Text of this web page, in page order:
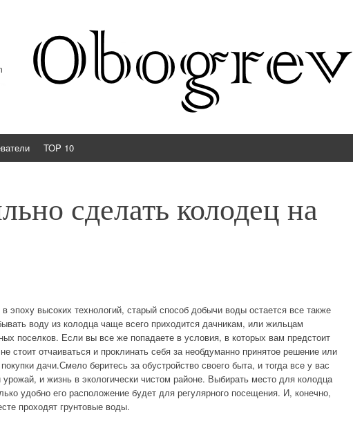
TOP 10
сделать колодец на
эпоху высоких технологий, старый способ добычи воды остается все также
воду из колодца чаще всего приходится дачникам, или жильцам
поселков. Если вы все же попадаете в условия, в которых вам предстоит
стоит отчаиваться и проклинать себя за необдуманно принятое решение или
дачи.Смело беритесь за обустройство своего быта, и тогда все у вас
и жизнь в экологически чистом районе. Выбирать место для колодца
удобно его расположение будет для регулярного посещения. И, конечно,
проходят грунтовые воды.